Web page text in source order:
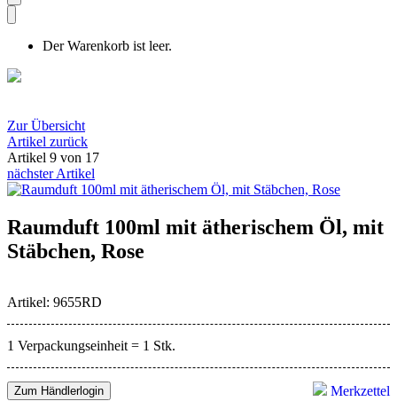
Der Warenkorb ist leer.
Zur Übersicht
Artikel zurück
Artikel 9 von 17
nächster Artikel
Raumduft 100ml mit ätherischem Öl, mit
Stäbchen, Rose
Artikel: 9655RD
1 Verpackungseinheit = 1 Stk.
Merkzettel
Zum Händlerlogin